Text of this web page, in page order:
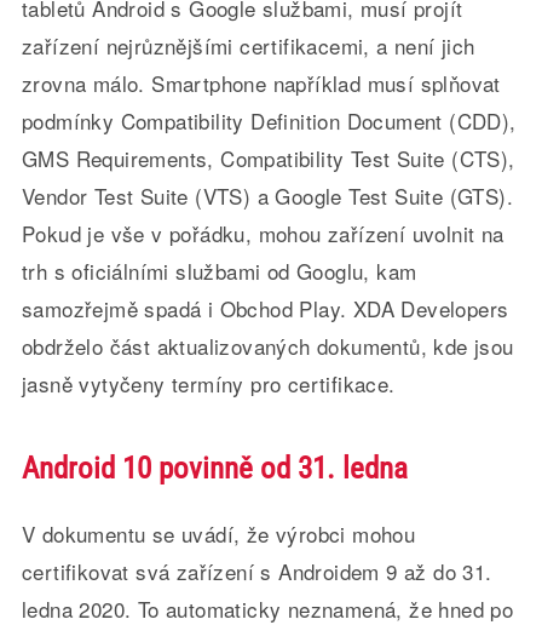
tabletů Android s Google službami, musí projít
zařízení nejrůznějšími certifikacemi, a není jich
zrovna málo. Smartphone například musí splňovat
podmínky Compatibility Definition Document (CDD),
GMS Requirements, Compatibility Test Suite (CTS),
Vendor Test Suite (VTS) a Google Test Suite (GTS).
Pokud je vše v pořádku, mohou zařízení uvolnit na
trh s oficiálními službami od Googlu, kam
samozřejmě spadá i Obchod Play. XDA Developers
obdrželo část aktualizovaných dokumentů, kde jsou
jasně vytyčeny termíny pro certifikace.
Android 10 povinně od 31. ledna
V dokumentu se uvádí, že výrobci mohou
certifikovat svá zařízení s Androidem 9 až do 31.
ledna 2020. To automaticky neznamená, že hned po